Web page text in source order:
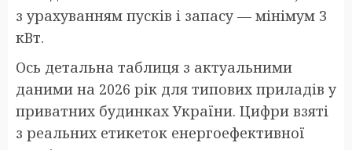
з урахуванням пусків і запасу — мінімум 3
кВт.
Ось детальна таблиця з актуальними
даними на 2026 рік для типових приладів у
приватних будинках України. Цифри взяті
з реальних етикеток енергоефективної